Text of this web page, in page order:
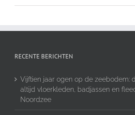
RECENTE BERICHTEN
Vijftien jaar ogen op de zeebodem:
altijd vloerkleden, badjassen en
Noordzee